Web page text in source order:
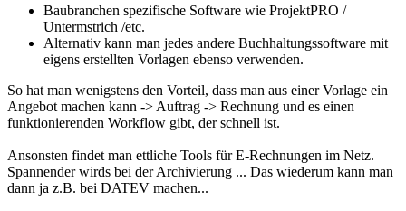
Baubranchen spezifische Software wie ProjektPRO /
Untermstrich /etc.
Alternativ kann man jedes andere Buchhaltungssoftware mit
eigens erstellten Vorlagen ebenso verwenden.
So hat man wenigstens den Vorteil, dass man aus einer Vorlage ein
Angebot machen kann -> Auftrag -> Rechnung und es einen
funktionierenden Workflow gibt, der schnell ist.
Ansonsten findet man ettliche Tools für E-Rechnungen im Netz.
Spannender wirds bei der Archivierung ... Das wiederum kann man
dann ja z.B. bei DATEV machen...